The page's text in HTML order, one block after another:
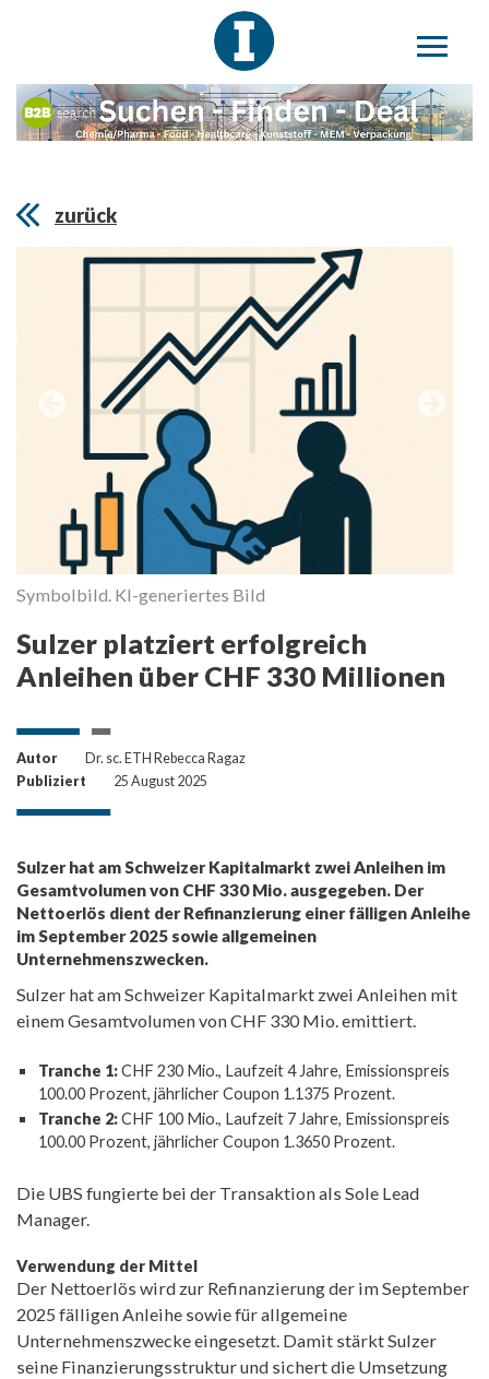
zurück
Symbolbild. KI-generiertes Bild
Sulzer platziert erfolgreich
Anleihen über CHF 330 Millionen
Autor
Dr. sc. ETH Rebecca Ragaz
Publiziert
25 August 2025
Sulzer hat am Schweizer Kapitalmarkt zwei Anleihen im
Gesamtvolumen von CHF 330 Mio. ausgegeben. Der
Nettoerlös dient der Refinanzierung einer fälligen Anleihe
im September 2025 sowie allgemeinen
Unternehmenszwecken.
Sulzer hat am Schweizer Kapitalmarkt zwei Anleihen mit
einem Gesamtvolumen von CHF 330 Mio. emittiert.
Tranche 1:CHF 230 Mio., Laufzeit 4 Jahre, Emissionspreis
100.00 Prozent, jährlicher Coupon 1.1375 Prozent.
Tranche 2:CHF 100 Mio., Laufzeit 7 Jahre, Emissionspreis
100.00 Prozent, jährlicher Coupon 1.3650 Prozent.
Die UBS fungierte bei der Transaktion als Sole Lead
Manager.
Verwendung der Mittel
Der Nettoerlös wird zur Refinanzierung der im September
2025 fälligen Anleihe sowie für allgemeine
Unternehmenszwecke eingesetzt. Damit stärkt Sulzer
seine Finanzierungsstruktur und sichert die Umsetzung